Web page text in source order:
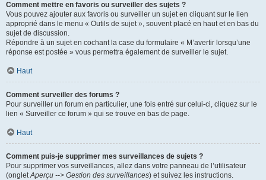
Comment mettre en favoris ou surveiller des sujets ?
Vous pouvez ajouter aux favoris ou surveiller un sujet en cliquant sur le lien
approprié dans le menu « Outils de sujet », souvent placé en haut et en bas du
sujet de discussion.
Répondre à un sujet en cochant la case du formulaire « M’avertir lorsqu’une
réponse est postée » vous permettra également de surveiller le sujet.
Haut
Comment surveiller des forums ?
Pour surveiller un forum en particulier, une fois entré sur celui-ci, cliquez sur le
lien « Surveiller ce forum » qui se trouve en bas de page.
Haut
Comment puis-je supprimer mes surveillances de sujets ?
Pour supprimer vos surveillances, allez dans votre panneau de l’utilisateur
(ongletAperçu --> Gestion des surveillances) et suivez les instructions.